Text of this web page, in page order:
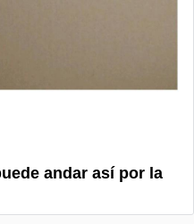
andar así por la